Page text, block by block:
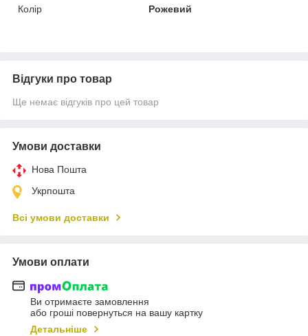
Колір
Рожевий
Відгуки про товар
Ще немає відгуків про цей товар
Умови доставки
Нова Пошта
Укрпошта
Всі умови доставки
Умови оплати
Ви отримаєте замовлення
або гроші повернуться на вашу картку
Детальніше